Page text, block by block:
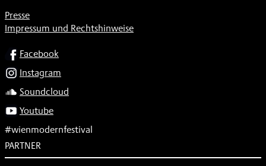
Presse
Impressum und Rechtshinweise
SOCIALFacebook
Instagram
Soundcloud
Youtube
#wienmodernfestival
PARTNER